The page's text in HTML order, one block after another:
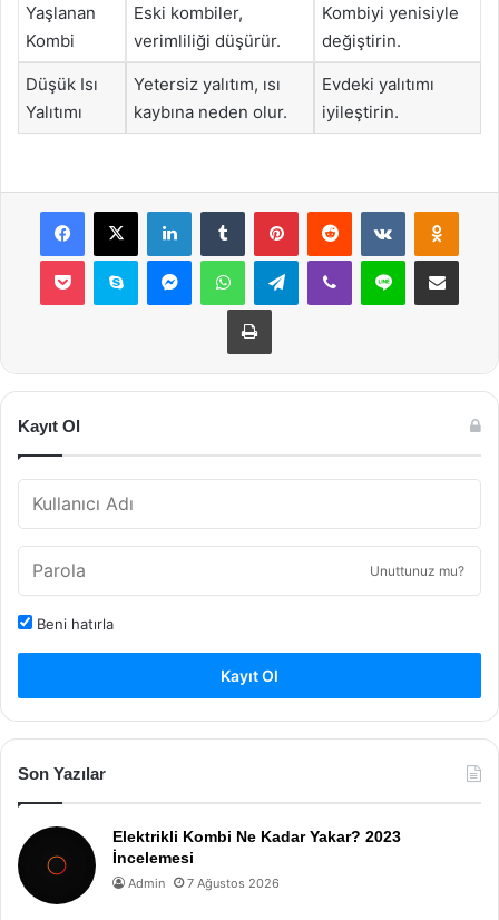
Yaşlanan
Kombi
Eski kombiler,
verimliliği düşürür.
Kombiyi yenisiyle
değiştirin.
Düşük Isı
Yalıtımı
Yetersiz yalıtım, ısı
kaybına neden olur.
Evdeki yalıtımı
iyileştirin.
Facebook
X LinkedInTumblr PinterestReddit VKontakte
Pocket Skype MessengerWhatsAppTelegramViber Line E-Posta ile
Yazdır
Kayıt Ol
Unuttunuz mu?
Beni hatırla
Kayıt Ol
Son Yazılar
Elektrikli Kombi Ne Kadar Yakar? 2023
İncelemesi
Admin 7 Ağustos 2026